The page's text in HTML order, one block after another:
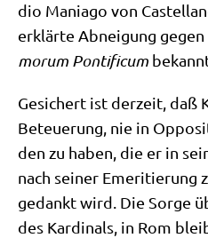
dio Mania­go von
erklär­te Abnei­gung gegen
morum Pon­ti­fi­cum
Gesi­chert ist der­zeit, daß
Beteue­rung, nie in
den zu haben, die er in
nach sei­ner Eme­ri­tie­rung
gedankt wird. Die Sor­ge
des Kar­di­nals, in Rom